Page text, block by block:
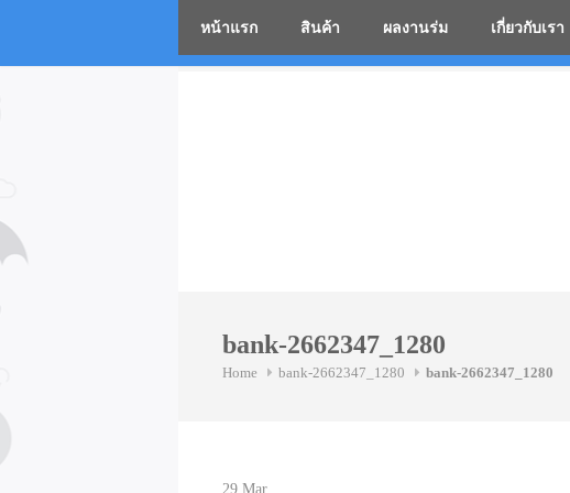
หน้าแรก สินค้า ผลงานร่ม เกี่ยวกับเรา
bank-2662347_1280
Home bank-2662347_1280 bank-2662347_1280
29 Mar
โรงงานร่มสกรีน